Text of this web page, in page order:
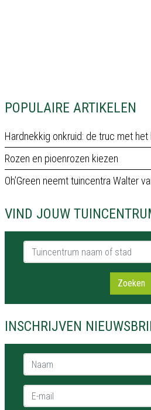
POPULAIRE ARTIKELEN
Hardnekkig onkruid: de truc met het
Rozen en pioenrozen kiezen
Oh’Green neemt tuincentra Walter
VIND JOUW
Tuincentrum naam of stad
Zoeken
INSCHRIJVEN
Naam *
E-mail *